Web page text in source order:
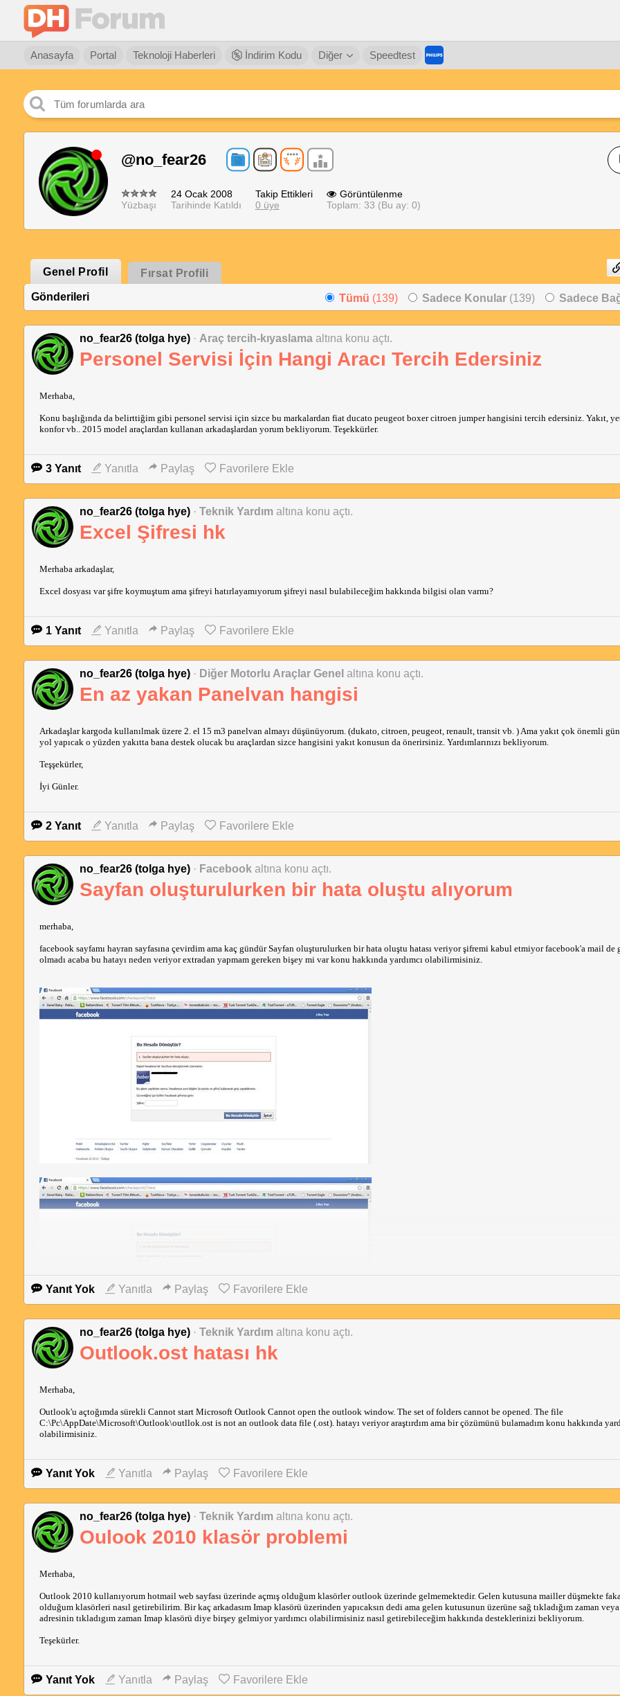
Anasayfa Portal Teknoloji Haberleri İndirim Kodu Diğer Speedtest
@no_fear26
Yüzbaşı
24 Ocak 2008
Tarihinde Katıldı
Takip Ettikleri
0 üye
Görüntülenme
Toplam: 33 (Bu ay: 0)
Genel Profil Fırsat Profili
Gönderileri Tümü (139) Sadece Konular (139) Sadece
no_fear26 (tolga hye) · Araç tercih-kıyaslama altına konu açtı.
Personel Servisi İçin Hangi Aracı Tercih Edersiniz
Merhaba,
Konu başlığında da belirttiğim gibi personel servisi için sizce bu markalardan fiat ducato peugeot boxer citroen jumper hangisini tercih edersiniz. Yakıt,
konfor vb.. 2015 model araçlardan kullanan arkadaşlardan yorum bekliyorum. Teşekkürler.
3 Yanıt Yanıtla Paylaş Favorilere Ekle
no_fear26 (tolga hye) · Teknik Yardım altına konu açtı.
Excel Şifresi hk
Merhaba arkadaşlar,
Excel dosyası var şifre koymuştum ama şifreyi hatırlayamıyorum şifreyi nasıl bulabileceğim hakkında bilgisi olan varmı?
1 Yanıt Yanıtla Paylaş Favorilere Ekle
no_fear26 (tolga hye) · Diğer Motorlu Araçlar Genel altına konu açtı.
En az yakan Panelvan hangisi
Arkadaşlar kargoda kullanılmak üzere 2. el 15 m3 panelvan almayı düşünüyorum. (dukato, citroen, peugeot, renault, transit vb. ) Ama yakıt çok önemli
yol yapıcak o yüzden yakıtta bana destek olucak bu araçlardan sizce hangisini yakıt konusun da önerirsiniz. Yardımlarınızı bekliyorum.
Teşşekürler,
İyi Günler.
2 Yanıt Yanıtla Paylaş Favorilere Ekle
no_fear26 (tolga hye) · Facebook altına konu açtı.
Sayfan oluşturulurken bir hata oluştu alıyorum
merhaba,
facebook sayfamı hayran sayfasına çevirdim ama kaç gündür Sayfan oluşturulurken bir hata oluştu hatası veriyor şifremi kabul etmiyor facebook'a mail de
olmadı acaba bu hatayı neden veriyor extradan yapmam gereken bişey mi var konu hakkında yardımcı olabilirmisiniz.
Yanıt Yok Yanıtla Paylaş Favorilere Ekle
no_fear26 (tolga hye) · Teknik Yardım altına konu açtı.
Outlook.ost hatası hk
Merhaba,
Outlook'u açtoğımda sürekli Cannot start Microsoft Outlook Cannot open the outlook window. The set of folders cannot be opened. The file
C:\Pc\AppDate\Microsoft\Outlook\outllok.ost is not an outlook data file (.ost). hatayı veriyor araştırdım ama bir çözümünü bulamadım konu hakkında
olabilirmisiniz.
Yanıt Yok Yanıtla Paylaş Favorilere Ekle
no_fear26 (tolga hye) · Teknik Yardım altına konu açtı.
Oulook 2010 klasör problemi
Merhaba,
Outlook 2010 kullanıyorum hotmail web sayfası üzerinde açmış olduğum klasörler outlook üzerinde gelmemektedir. Gelen kutusuna mailler düşmekte
olduğum klasörleri nasıl getirebilirim. Bir kaç arkadasım Imap klasörü üzerinden yapıcaksın dedi ama gelen kutusunun üzerüne sağ tıkladığım zaman
adresinin tıkladıgım zaman Imap klasörü diye birşey gelmiyor yardımcı olabilirmisiniz nasıl getirebileceğim hakkında desteklerinizi bekliyorum.
Teşekürler.
Yanıt Yok Yanıtla Paylaş Favorilere Ekle